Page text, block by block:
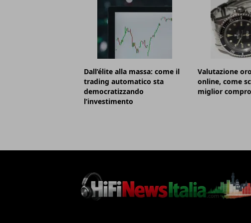
Dall’élite alla massa: come il
trading automatico sta
democratizzando
l’investimento
Valutazione
online, come
miglior